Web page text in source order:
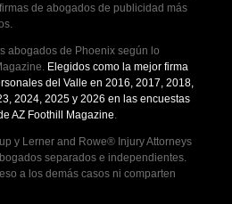
de abogados de publicidad más
abogados de Phoenix según lo
Elegidos como la mejor firma
del Valle en 2016, 2017, 2018,
2024, 2025 y 2026 en las encuestas
AZ Foothill Magazine
y Lerner and Rowe® Injury Attorneys
separados e independientes.
a los demás casos ni comparten